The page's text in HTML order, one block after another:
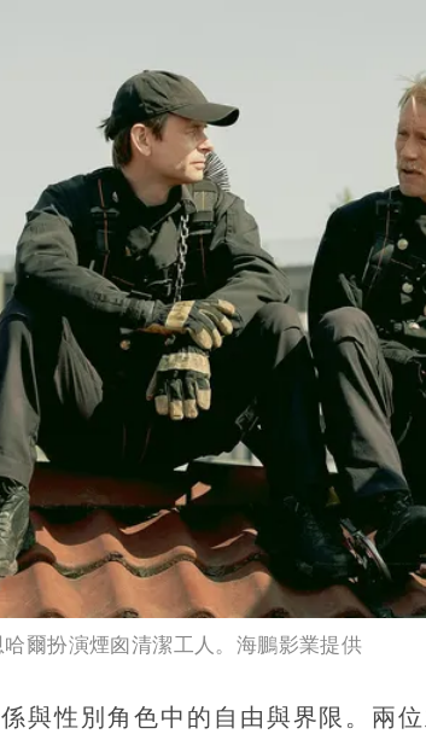
爾扮演煙囪清潔工人。海鵬影業提供
與性別角色中的自由與界限。兩